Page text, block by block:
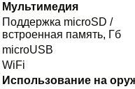
Мультимедия
Поддержка microSD /
встроенная память, Гб
microUSB
WiFi
Использование на